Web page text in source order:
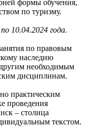
формы обучения,
по туризму.
10.04.2024 года.
по правовым
наследию
необходимым
дисциплинам.
практическим
проведения
– столица
текстом.